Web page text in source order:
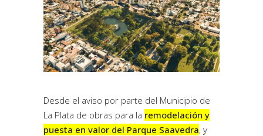
Desde el aviso por parte del Municipio de
La Plata de obras para la remodelación y
puesta en valor del Parque Saavedra, y